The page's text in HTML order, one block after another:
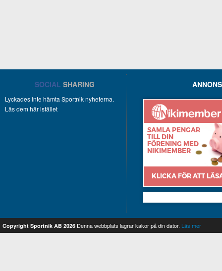
SOCIAL SHARING
Lyckades inte hämta Sportnik nyheterna.
Läs dem här istället
Copyright Sportnik AB 2026 Denna webbplats lagrar kakor på din dator. Läs mer